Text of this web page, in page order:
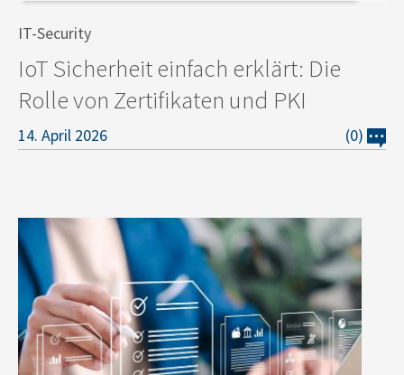
IT-Security
IoT Sicherheit einfach erklärt: Die
Rolle von Zertifikaten und PKI
14. April 2026 (0)